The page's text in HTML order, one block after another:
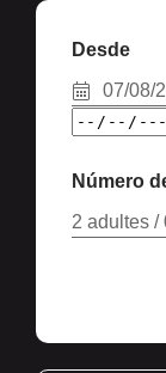
Desde
07/08/
Número
2 adultes /